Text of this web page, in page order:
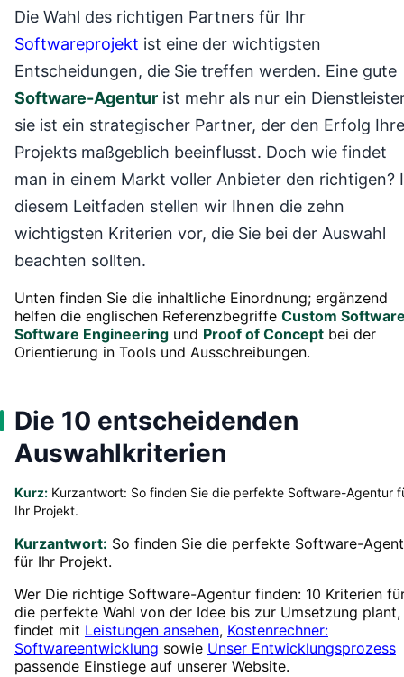
Die Wahl des richtigen Partners für Ihr
Softwareprojekt ist eine der wichtigsten
Entscheidungen, die Sie treffen werden. Eine gute
Software-Agentur ist mehr als nur ein
sie ist ein strategischer Partner, der den Erfolg
Projekts maßgeblich beeinflusst. Doch wie findet
man in einem Markt voller Anbieter den richtigen?
diesem Leitfaden stellen wir Ihnen die zehn
wichtigsten Kriterien vor, die Sie bei der Auswahl
beachten sollten.
Unten finden Sie die inhaltliche Einordnung; ergänzend
helfen die englischen Referenzbegriffe Custom
Software Engineering und Proof of Concept bei der
Orientierung in Tools und Ausschreibungen.
Die 10 entscheidenden
Auswahlkriterien
Kurz: Kurzantwort: So finden Sie die perfekte Software-Agentur
Ihr Projekt.
Kurzantwort: So finden Sie die perfekte Software-
für Ihr Projekt.
Wer Die richtige Software-Agentur finden: 10 Kriterien
die perfekte Wahl von der Idee bis zur Umsetzung plant,
findet mit Leistungen ansehen, Kostenrechner:
Softwareentwicklung sowie Unser Entwicklungsprozess
passende Einstiege auf unserer Website.